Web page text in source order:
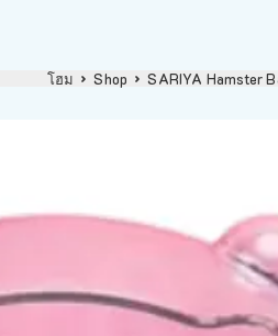
โฮม Shop SARIYA Hamster